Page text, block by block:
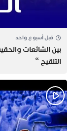
قبل أسبوع واحد
بين الشائعات
التلقيح “